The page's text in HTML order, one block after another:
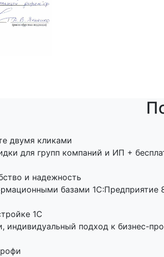
двумя кликами
для групп компаний и ИП +
и надежность
базами 1С:Предприятие
1С
подход к бизнес-